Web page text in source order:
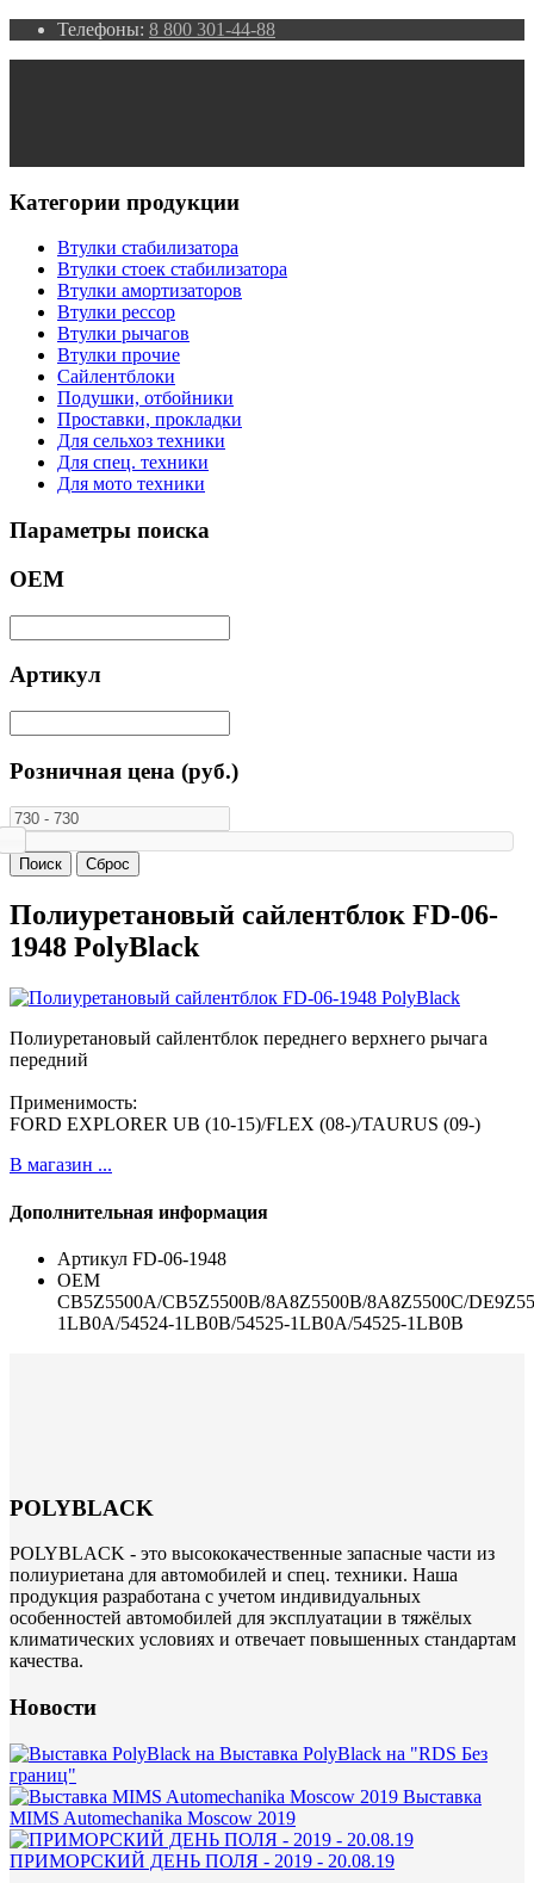
Телефоны: 8 800 301-44-88
Категории продукции
Втулки стабилизатора
Втулки стоек стабилизатора
Втулки амортизаторов
Втулки рессор
Втулки рычагов
Втулки прочие
Сайлентблоки
Подушки, отбойники
Проставки, прокладки
Для сельхоз техники
Для спец. техники
Для мото техники
Параметры поиска
ОЕМ
Артикул
Розничная цена (руб.)
Полиуретановый сайлентблок FD-06-
1948 PolyBlack
Полиуретановый сайлентблок переднего верхнего рычага
передний
Применимость:
FORD EXPLORER UB (10-15)/FLEX (08-)/TAURUS (09-)
В магазин ...
Дополнительная информация
Артикул FD-06-1948
ОЕМ
CB5Z5500A/CB5Z5500B/8A8Z5500B/8A8Z5500C/
1LB0A/54524-1LB0B/54525-1LB0A/54525-1LB0B
POLYBLACK
POLYBLACK - это высококачественные запасные части из
полиуриетана для автомобилей и спец. техники. Наша
продукция разработана с учетом индивидуальных
особенностей автомобилей для эксплуатации в тяжёлых
климатических условиях и отвечает повышенных стандартам
качества.
Новости
Выставка PolyBlack на "RDS Без
границ"
Выставка
MIMS Automechanika Moscow 2019
ПРИМОРСКИЙ ДЕНЬ ПОЛЯ - 2019 - 20.08.19